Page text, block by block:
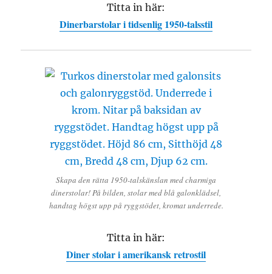
Titta in här:
Dinerbarstolar i tidsenlig 1950-talsstil
Skapa den rätta 1950-talskänslan med charmiga
dinerstolar! På bilden, stolar med blå galonklädsel,
handtag högst upp på ryggstödet, kromat underrede.
Titta in här:
Diner stolar i amerikansk retrostil